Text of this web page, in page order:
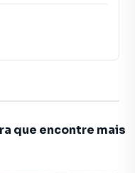
que encontre mais